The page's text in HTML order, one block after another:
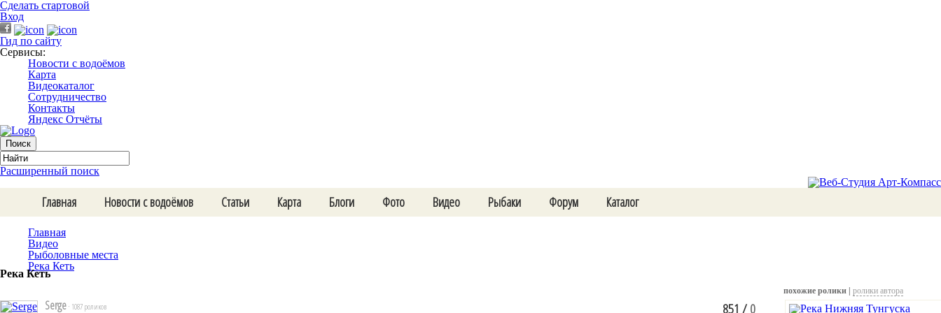
Сделать стартовой
Вход
Гид по сайту
Сервисы:
Новости с водоёмов
Карта
Видеокаталог
Сотрудничество
Контакты
Яндекс Отчёты
Расширенный поиск
Главная Новости с водоёмов Статьи Карта Блоги Фото Видео Рыбаки Форум Каталог
Главная
Видео
Рыболовные места
Река Кеть
Река Кеть
Serge · 1087 роликов 851 /0
похожие ролики | ролики автора